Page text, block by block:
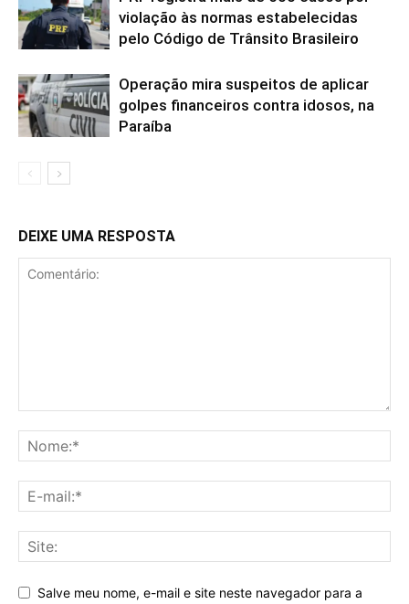
violação às normas estabelecidas
pelo Código de Trânsito Brasileiro
Operação mira suspeitos de aplicar
golpes financeiros contra idosos, na
Paraíba
DEIXE UMA RESPOSTA
Salve meu nome, e-mail e site neste navegador para a